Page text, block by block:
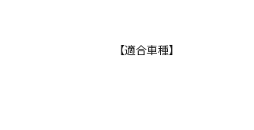
【適合車種】